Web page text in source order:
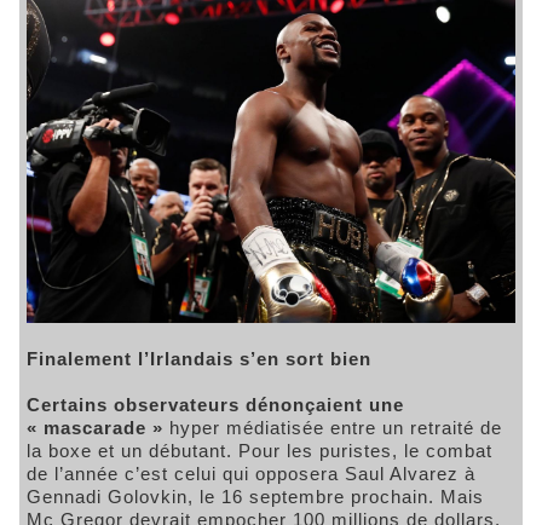
Finalement l’Irlandais s’en sort bien
Certains observateurs dénonçaient une
« mascarade » hyper médiatisée entre un retraité de
la boxe et un débutant. Pour les puristes, le combat
de l’année c’est celui qui opposera Saul Alvarez à
Gennadi Golovkin, le 16 septembre prochain. Mais
Mc Gregor devrait empocher 100 millions de dollars,